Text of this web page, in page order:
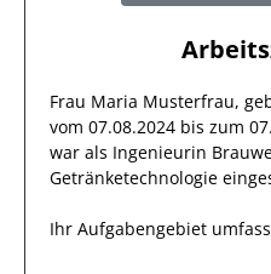
Frau Maria Musterfrau,
vom 07.08.2024 bis zum
war als Ingenieurin
Getränketechnologie
Ihr Aufgabengebiet